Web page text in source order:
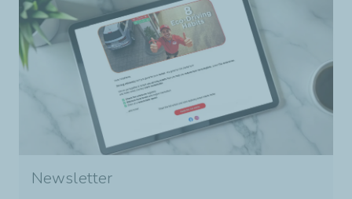
Newsletter